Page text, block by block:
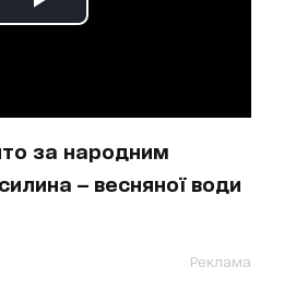
за народним
— весняної води
Реклама